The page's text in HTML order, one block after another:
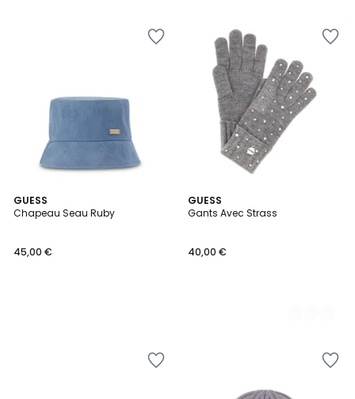
GUESS
Chapeau Seau Ruby
45,00 €
GUESS
Gants Avec Strass
40,00 €
3
Couleurs